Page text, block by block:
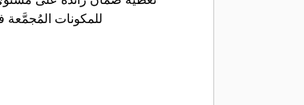
للمكونات المُجمَّعة